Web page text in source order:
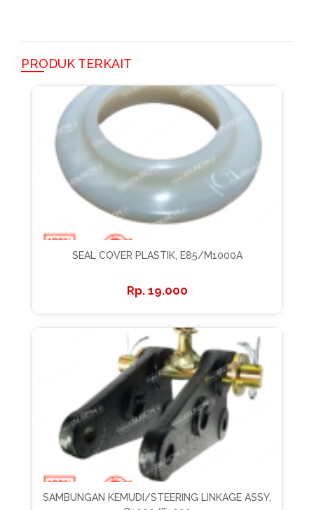
PRODUK TERKAIT
SEAL COVER PLASTIK, E85/M1000A
19.000
SAMBUNGAN KEMUDI/STEERING LINKAGE ASSY,